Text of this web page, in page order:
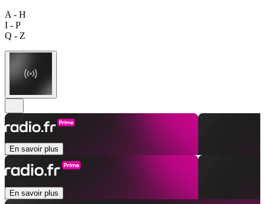
A - H
I - P
Q - Z
En savoir plus
En savoir plus